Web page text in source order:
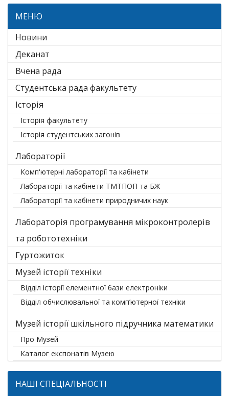
МЕНЮ
Новини
Деканат
Вчена рада
Студентська рада факультету
Історія
Історія факультету
Історія студентських загонів
Лабораторії
Комп'ютерні лабораторії та кабінети
Лабораторії та кабінети ТМТПОП та БЖ
Лабораторії та кабінети природничих наук
Лабораторія програмування мікроконтролерів
та робототехніки
Гуртожиток
Музей історії техніки
Відділ історії елементної бази електроніки
Відділ обчислювальної та комп’ютерної техніки
Музей історії шкільного підручника математики
Про Музей
Каталог експонатів Музею
НАШІ СПЕЦІАЛЬНОСТІ